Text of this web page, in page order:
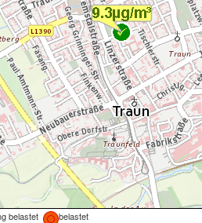
belastet
belastet